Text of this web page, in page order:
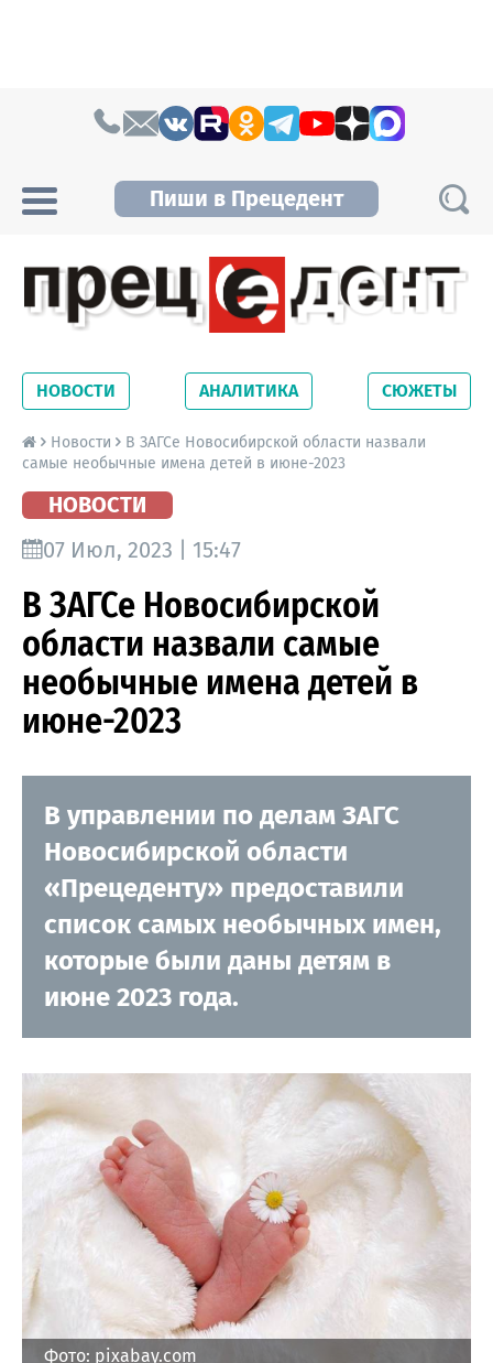
Пиши в Прецедент
Новосибирской области. Читайте свежие
новости на сайте сетевого издания
Precedent.
НОВОСТИ АНАЛИТИКА СЮЖЕТЫ
Новости
В ЗАГСе Новосибирской области назвали
самые необычные имена детей в июне-2023
НОВОСТИ
07 Июл, 2023 | 15:47
В ЗАГСе Новосибирской
области назвали самые
необычные имена детей в
июне-2023
В управлении по делам ЗАГС
Новосибирской области
«Прецеденту» предоставили
список самых необычных имен,
которые были даны детям в
июне 2023 года.
Фото: pixabay.com